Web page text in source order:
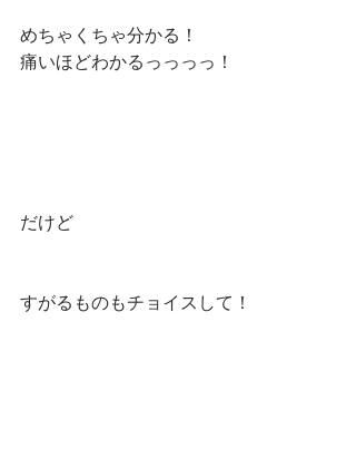
めちゃくちゃ分かる！
痛いほどわかるっっっっ！
だけど
すがるものもチョイスして！